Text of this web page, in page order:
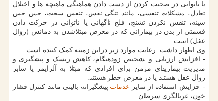
یا ناتوانی در صحبت کردن از دست دادن هماهنگی ماهیچه ها و اختلال
تعادل، مشکلات تنفسی، مانند تنگی نفس، تنفس سخت، خس خس
سینه، تنفس نکردن تشنج، فلج ناگهانی یا ناتوانی در حرکت دادن
قسمتی از بدن در بیمارانی که در معرض مبتلاشدن به دمانس (زوال
عقل) است.
وی اظهار داشت: رعایت موارد زیر دراین زمینه کمک کننده است:
- افزایش ارزیابی و تشخیص زودهنگام، کاهش ریسک و پیشگیری و
مدیریت بیماریهای مزمن برای افرادی که مبتلا به آلزایمر یا سایر
زوال عقل هستند یا در معرض خطر هستند.
- افزایش استفاده از سایر خدمات پیشگیرانه بالینی مانند کنترل فشار
خون، غربالگری سرطان.